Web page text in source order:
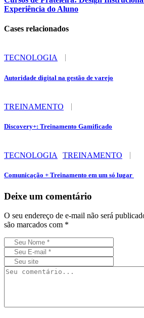
Experiência do Aluno
Cases relacionados
TECNOLOGIA
Autoridade digital na gestão de varejo
TREINAMENTO
Discovery+: Treinamento Gamificado
TECNOLOGIA TREINAMENTO
Comunicação + Treinamento em um só lugar
Deixe um comentário
O seu endereço de e-mail não será
são marcados com *